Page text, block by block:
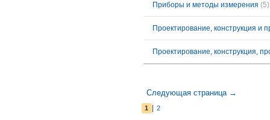
Приборы и методы измерения (5)
Проектирование, конструкция и
Проектирование, конструкция,
Следующая страница →
1 2